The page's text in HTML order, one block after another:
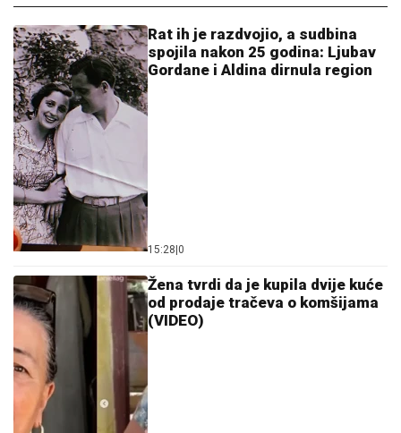
Rat ih je razdvojio, a sudbina
spojila nakon 25 godina: Ljubav
Gordane i Aldina dirnula region
15:28 0
Žena tvrdi da je kupila dvije kuće
od prodaje tračeva o komšijama
(VIDEO)